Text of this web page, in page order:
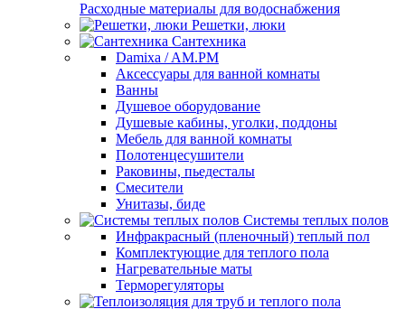
Расходные материалы для водоснабжения
Решетки, люки
Сантехника
Damixa / AM.PM
Аксессуары для ванной комнаты
Ванны
Душевое оборудование
Душевые кабины, уголки, поддоны
Мебель для ванной комнаты
Полотенцесушители
Раковины, пьедесталы
Смесители
Унитазы, биде
Системы теплых полов
Инфракрасный (пленочный) теплый пол
Комплектующие для теплого пола
Нагревательные маты
Терморегуляторы